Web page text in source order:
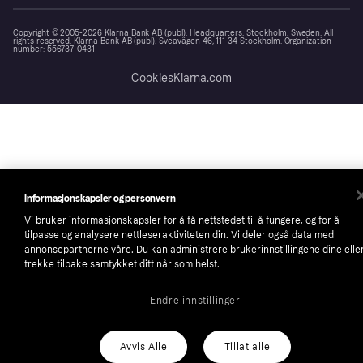
Copyright © 2005-2026 Klarna Bank AB (publ). Headquarters: Stockholm, Sweden. All
rights reserved. Klarna Bank AB (publ). Sveavägen 46, 111 34 Stockholm. Organization
number: 556737-0431
CookiesKlarna.com
Informasjonskapsler og personvern
Vi bruker informasjonskapsler for å få nettstedet til å fungere, og for å
tilpasse og analysere nettleseraktiviteten din. Vi deler også data med
annonsepartnerne våre. Du kan administrere brukerinnstillingene dine
trekke tilbake samtykket ditt når som helst.
Avvis Alle Tillat alle
Endre innstillinger